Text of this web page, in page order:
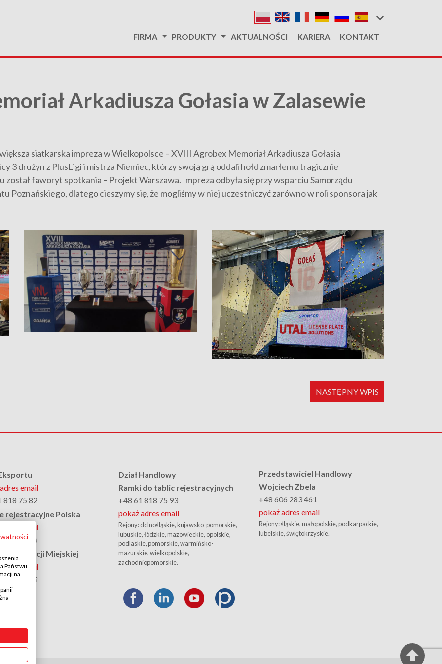
FIRMA PRODUKTY AKTUALNOŚCI KARIERA KONTAKT
Arkadiusza Gołasia w Zalasewie
siatkarska impreza w Wielkopolsce – XVIII Agrobex Memoriał Arkadiusza Gołasia
3 drużyn z PlusLigi i mistrza Niemiec, którzy swoją grą oddali hołd zmarłemu tragicznie
faworyt spotkania – Projekt Warszawa. Impreza odbyła się przy wsparciu Samorządu
Poznańskiego, dlatego cieszymy się, że mogliśmy w niej uczestniczyć zarówno w roli sponsora jak
NASTĘPNY WPIS
email
818 75 82
rejestracyjne Polska
adres email
818 75 95
Informacji Miejskiej
email
818 75 93
Dział Handlowy
Ramki do tablic rejestracyjnych
+48 61 818 75 93
pokaż adres email
Rejony: dolnośląskie, kujawsko-pomorskie,
lubuskie, łódzkie, mazowieckie, opolskie,
podlaskie, pomorskie, warmińsko-
mazurskie, wielkopolskie,
zachodniopomorskie.
Przedstawiciel Handlowy
Wojciech Zbela
+48 606 283 461
pokaż adres email
Rejony: śląskie, małopolskie, podkarpackie,
lubelskie, świętokrzyskie.
Państwu
na